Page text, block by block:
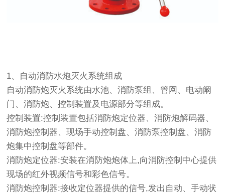
1、自动消防水炮灭火系统组成
自动消防炮灭火系统由水池、消防泵组、管网、电动阚
门、消防炮、控制装置及电源部分等组成。
控制装置:控制装置包括消防炮定位器、消防炮解码器、
消防炮控制器、现场手动控制盘、消防泵控制盘、消防
炮集中控制盘等部件。
消防炮定位器:安装在消防炮炮体上,向消防控制中心提供
现场的红外视频信号和彩色信号。
消防炮控制器:接收定位器提供的信号,发出自动、手动状